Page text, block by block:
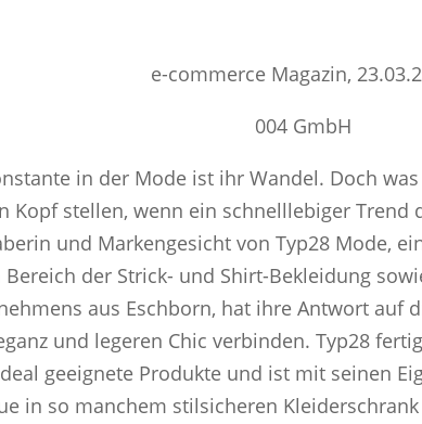
e-commerce Magazin,
004 GmbH
in der Mode ist ihr Wandel. Doch
Kopf stellen, wenn ein schnelllebiger Trend
und Markengesicht von Typ28 Mode,
der Strick- und Shirt-Bekleidung
aus Eschborn, hat ihre Antwort auf
und legeren Chic verbinden. Typ28
geeignete Produkte und ist mit seinen
in so manchem stilsicheren